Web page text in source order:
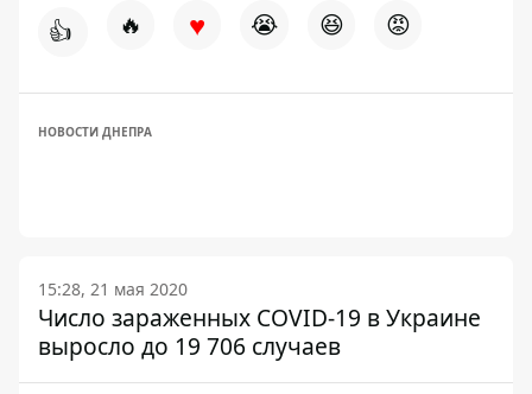
👍 🔥 ♥ 😭 😆 😡
НОВОСТИ ДНЕПРА
15:28, 21 мая 2020
Число зараженных COVID-19 в Украине
выросло до 19 706 случаев